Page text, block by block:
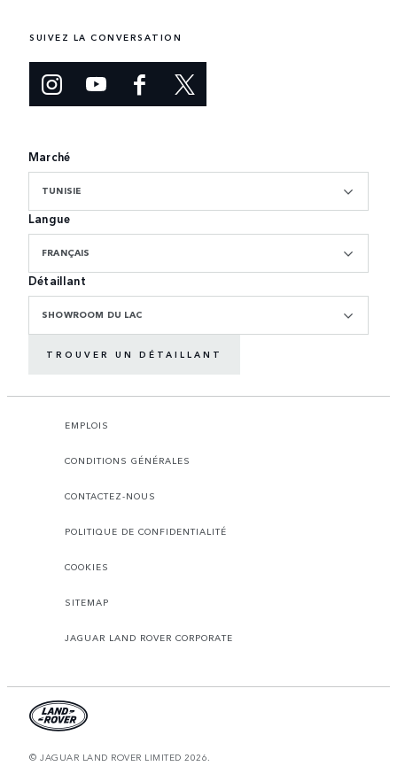
SUIVEZ LA CONVERSATION
Marché
TUNISIE
Langue
FRANÇAIS
Détaillant
SHOWROOM DU LAC
TROUVER UN DÉTAILLANT
EMPLOIS
CONDITIONS GÉNÉRALES
CONTACTEZ-NOUS
POLITIQUE DE CONFIDENTIALITÉ
COOKIES
SITEMAP
JAGUAR LAND ROVER CORPORATE
© JAGUAR LAND ROVER LIMITED 2026.